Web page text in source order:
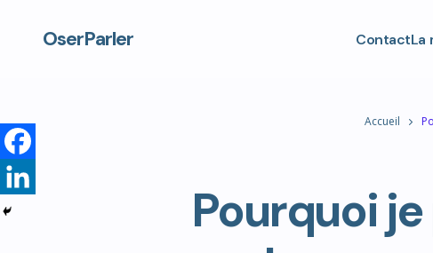
OserParler ContactLa
Accueil
Pourquoi